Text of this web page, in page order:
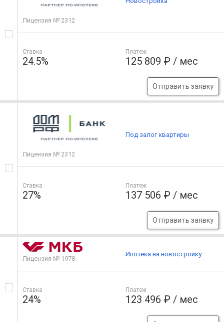
Лицензия № 2312
Ставка
24.5%
Платеж
125 809 ₽ / мес
Отправить заявку
Лицензия № 2312
Ставка
27%
Платеж
137 506 ₽ / мес
Отправить заявку
Под залог квартиры
Лицензия № 1978
Ставка
24%
Платеж
123 496 ₽ / мес
Ипотека на новостройку